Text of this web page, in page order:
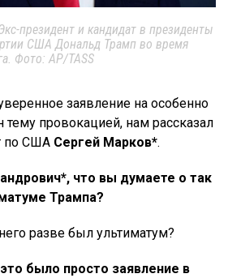
президент и кандидат в президенты
США Дональд Трамп во время
Фото: AP/TASS
заявление на особенно
провокацией, нам рассказал
по США Сергей Марков*.
что вы думаете о так
Трампа?
разве был ультиматум?
было просто заявление в